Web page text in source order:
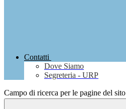
Contatti
Dove Siamo
Segreteria - URP
Campo di ricerca per le pagine del sito